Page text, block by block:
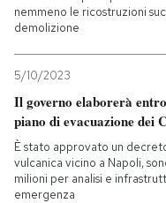
nemmeno le ricostruzioni
demolizione
5/10/2023
Il governo elaborerà
piano di evacuazione dei
È stato approvato un
vulcanica vicino a Napoli,
milioni per analisi e
emergenza